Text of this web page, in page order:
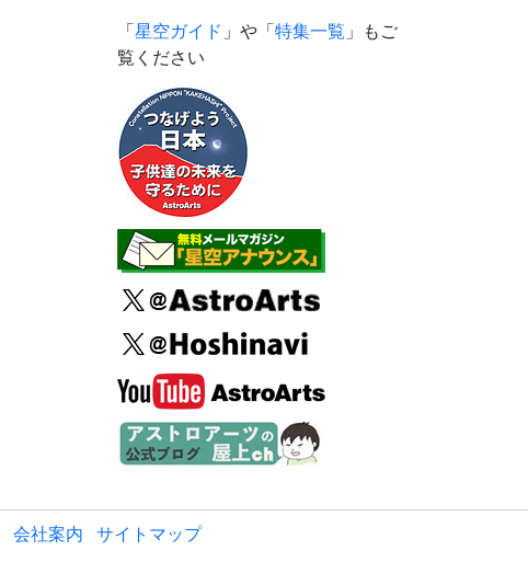
「星空ガイド 」や「特集一覧 」もご
覧ください
会社案内 サイトマップ